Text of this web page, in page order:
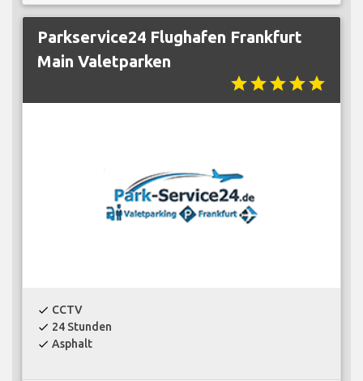
Parkservice24 Flughafen Frankfurt
Main Valetparken
starstarstarstarstar
check CCTV
check 24 Stunden
check Asphalt